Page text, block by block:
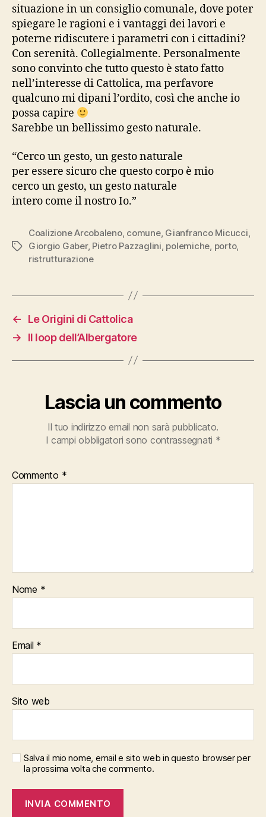
situazione in un consiglio comunale, dove poter
spiegare le ragioni e i vantaggi dei lavori e
poterne ridiscutere i parametri con i cittadini?
Con serenità. Collegialmente. Personalmente
sono convinto che tutto questo è stato fatto
nell’interesse di Cattolica, ma perfavore
qualcuno mi dipani l’ordito, così che anche io
possa capire
Sarebbe un bellissimo gesto naturale.
“Cerco un gesto, un gesto naturale
per essere sicuro che questo corpo è mio
cerco un gesto, un gesto naturale
intero come il nostro Io.”
Tag
Coalizione Arcobaleno, comune, Gianfranco Micucci
Giorgio Gaber, Pietro Pazzaglini polemiche porto,
ristrutturazione
←
Le Origini di Cattolica
→
Il loop dell’Albergatore
Lascia un commento
Il tuo indirizzo email non sarà pubblicato.
I campi obbligatori sono contrassegnati *
Commento *
Nome *
Email *
Sito web
Salva il mio nome, email e sito web in questo browser per
la prossima volta che commento.